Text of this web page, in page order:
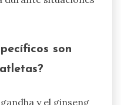
en
resiliencia mental al
lo que puede